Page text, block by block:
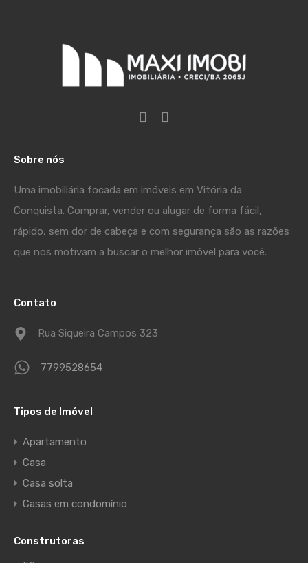
Sobre nós
Uma imobiliária focada em imóveis em Vitória da
Conquista. Comprar, vender ou alugar de forma fácil,
rápido, sem dor de cabeça e com segurança são as razões
que nos motivam a buscar o melhor imóvel para você.
Contato
Rua Siqueira Campos 323
7799528654
Tipos de Imóvel
Apartamento
Casa
Casa solta
Casas em condomínio
Construtoras